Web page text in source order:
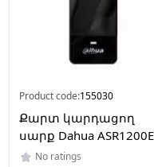
Product code:155030
Քարտ կարդացող
սարք Dahua
No ratings